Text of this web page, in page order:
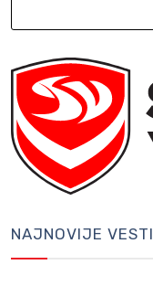
NAJNOVIJE VESTI